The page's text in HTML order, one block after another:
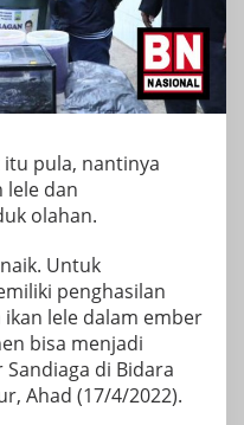
itu pula, nantinya
lele dan
olahan.
Untuk
penghasilan
lele dalam ember
bisa menjadi
di Bidara
Ahad (17/4/2022).